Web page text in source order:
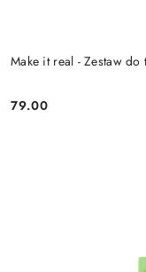
Make it real - Zestaw
Cena:
79.00